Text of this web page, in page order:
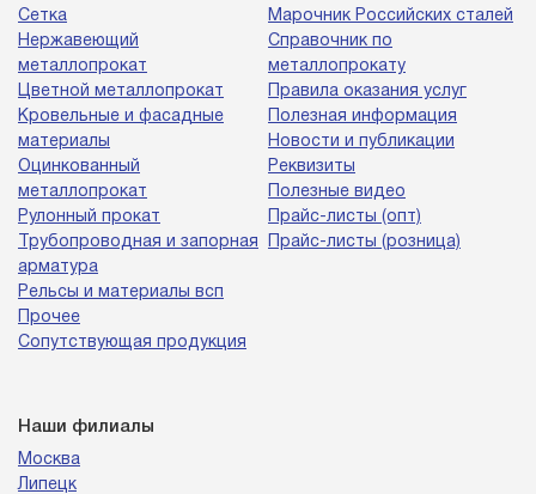
Сетка
Нержавеющий
металлопрокат
Цветной металлопрокат
Кровельные и фасадные
материалы
Оцинкованный
металлопрокат
Рулонный прокат
Трубопроводная и запорная
арматура
Рельсы и материалы всп
Прочее
Сопутствующая продукция
Марочник Российских сталей
Справочник по
металлопрокату
Правила оказания услуг
Полезная информация
Новости и публикации
Реквизиты
Полезные видео
Прайс-листы (опт)
Прайс-листы (розница)
Наши филиалы
Москва
Липецк